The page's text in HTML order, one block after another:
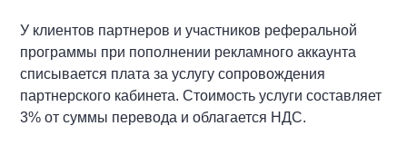
У клиентов партнеров и участников реферальной
программы при пополнении рекламного аккаунта
списывается плата за услугу сопровождения
партнерского кабинета. Стоимость услуги составляет
3% от суммы перевода и облагается НДС.